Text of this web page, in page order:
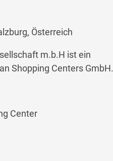
Österreich
m.b.H ist ein
Shopping Centers GmbH.
Center